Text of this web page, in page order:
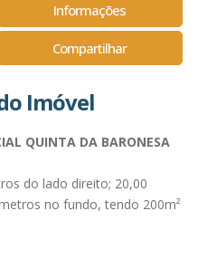
Informações
Compartilhar
Imóvel
QUINTA DA BARONESA
do lado direito; 20,00
no fundo, tendo 200m²